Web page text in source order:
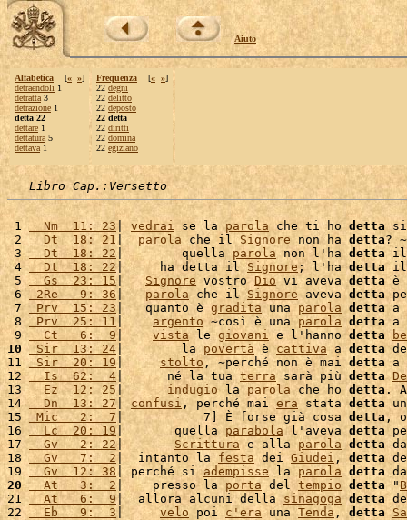
Aiuto
Alfabetica [« »]
detraendoli 1
detratta 3
detrazione 1
detta 22
dettare 1
dettatura 5
dettava 1
Frequenza [« »]
22 degni
22 delitto
22 deposto
22 detta
22 diritti
22 domina
22 egiziano
Libro Cap.:Versetto
1
  Nm  11: 23
| vedrai se la parola che ti ho detta
2
  Dt  18: 21
| parola che il Signore non ha detta? ~
3
  Dt  18: 22
|        quella parola non l'ha detta
4
  Dt  18: 22
|     ha detta il Signore; l'ha detta
5
  Gs  23: 15
| Signore vostro Dio vi aveva detta è
6 2Re   9: 36 | parola che il Signore aveva detta
7
Prv  15: 23|   quanto è gradita una parola detta a
8 Prv  25: 11 | argento ~così è una parola detta a
9
  Ct   6:  9
| vista le giovani e l'hanno detta
10
Sir  13: 24 |        la povertà è cattiva a detta
11 Sir  20: 19 | stolto, ~perché non è mai detta a
12
  Is  62:  4
|      né la tua terra sarà più detta
13
  Ez  12: 25
| indugio la parola che ho detta .
14
  Dn  13: 27
| confusi , perché mai era stata detta
15 Mic   2:  7 |           7] È forse già cosa detta,
16
  Lc  20: 19
|       quella parabola l'aveva detta
17
  Gv   2: 22
| Scrittura e alla parola detta
18
  Gv   7:  2
|  intanto la festa dei Giudei , detta
19
  Gv  12: 38
| perché si adempisse la parola detta
20
  At   3:  2
|    presso la porta del tempio detta "
21
  At   6:  9
|  allora alcuni della sinagoga detta
22
  Eb   9:  3
| velo poi c'era una Tenda , detta